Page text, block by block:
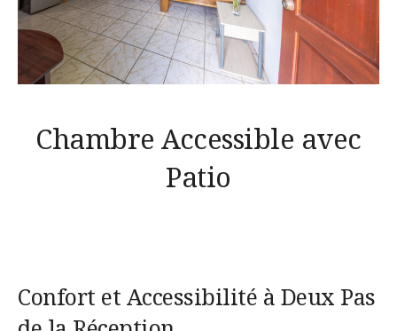
Chambre Accessible avec
Patio
Confort et Accessibilité à Deux Pas